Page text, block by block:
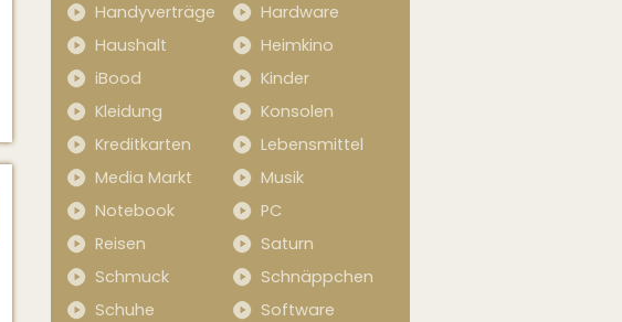
Handyverträge
Hardware
Haushalt
Heimkino
iBood
Kinder
Kleidung
Konsolen
Kreditkarten
Lebensmittel
Media Markt
Musik
Notebook
PC
Reisen
Saturn
Schmuck
Schnäppchen
Schuhe
Software